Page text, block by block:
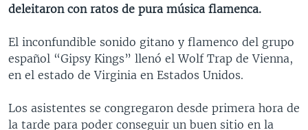
CIENCIA Y SALUD
VISIÓN 360
PANORAMA
AUDIONOTICIAS
ESTADOS UNIDOS AL DÍA
EL MUNDO AL DÍA [RADIO]
FORO [RADIO]
DOCUMENTALES DE LA VOA
Learning English
SÍGANOS
deleitaron con ratos de pura música flamenca.
El inconfundible sonido gitano y flamenco del grupo
español “Gipsy Kings” llenó el Wolf Trap de Vienna,
en el estado de Virginia en Estados Unidos.
Los asistentes se congregaron desde primera hora de
la tarde para poder conseguir un buen sitio en la